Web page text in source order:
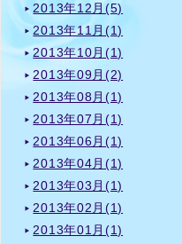
2013年12月(5)
2013年11月(1)
2013年10月(1)
2013年09月(2)
2013年08月(1)
2013年07月(1)
2013年06月(1)
2013年04月(1)
2013年03月(1)
2013年02月(1)
2013年01月(1)